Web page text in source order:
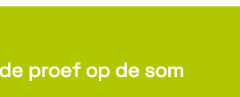
proef op de som